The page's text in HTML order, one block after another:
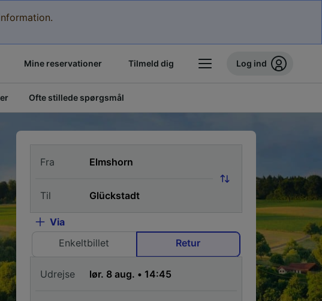
Mine reservationer Tilmeld dig Log ind
Ofte stillede spørgsmål
Fra
Til
Via
Enkeltbillet
Retur
Udrejse